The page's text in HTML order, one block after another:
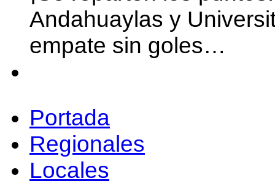
Andahuaylas y
empate sin goles…
Portada
Regionales
Locales